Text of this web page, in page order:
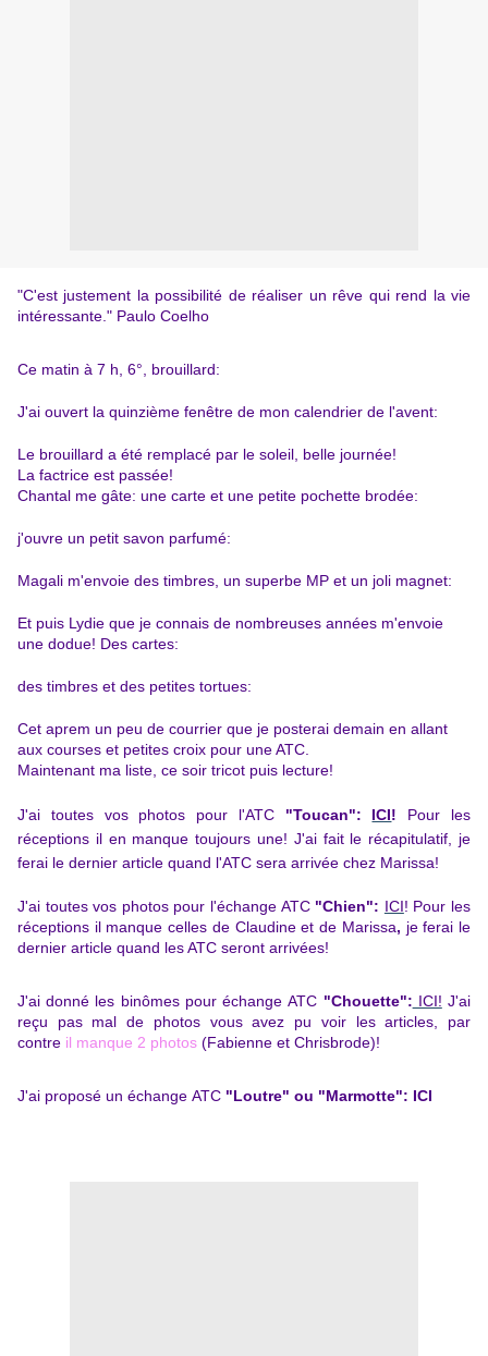
"C'est justement la possibilité de réaliser un rêve qui rend la vie
intéressante." Paulo Coelho
Ce matin à 7 h, 6°, brouillard:
J'ai ouvert la quinzième fenêtre de mon calendrier de l'avent:
Le brouillard a été remplacé par le soleil, belle journée!
La factrice est passée!
Chantal me gâte: une carte et une petite pochette brodée:
j'ouvre un petit savon parfumé:
Magali m'envoie des timbres, un superbe MP et un joli magnet:
Et puis Lydie que je connais de nombreuses années m'envoie
une dodue! Des cartes:
des timbres et des petites tortues:
Cet aprem un peu de courrier que je posterai demain en allant
aux courses et petites croix pour une ATC.
Maintenant ma liste, ce soir tricot puis lecture!
J'ai toutes vos photos pour l'ATC "Toucan": ICI!
Pour les
réceptions il en manque toujours une! J'ai fait le récapitulatif, je
ferai le dernier article quand l'ATC sera arrivée chez Marissa!
J'ai toutes vos photospour l'échange ATC "Chien": ICI! Pour les
réceptions il manque celles de Claudine et de Marissa, je ferai le
dernier article quand les ATC seront arrivées!
J'ai donné les binômes pour échange ATC "Chouette": ICI! J'ai
reçu pas mal de photos vous avez pu voir les articles, par
contre il manque 2 photos (Fabienne et Chrisbrode)!
J'ai proposé un échange ATC "Loutre" ou "Marmotte": ICI